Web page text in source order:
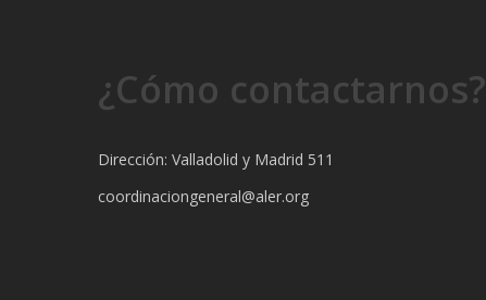
¿Cómo contactarnos?
Dirección: Valladolid y Madrid 511
coordinaciongeneral@aler.org